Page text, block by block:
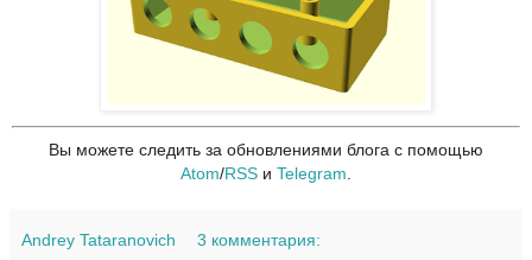
Вы можете следить за обновлениями блога с помощью
Atom/RSS и Telegram
Andrey Tataranovich 3 комментария: